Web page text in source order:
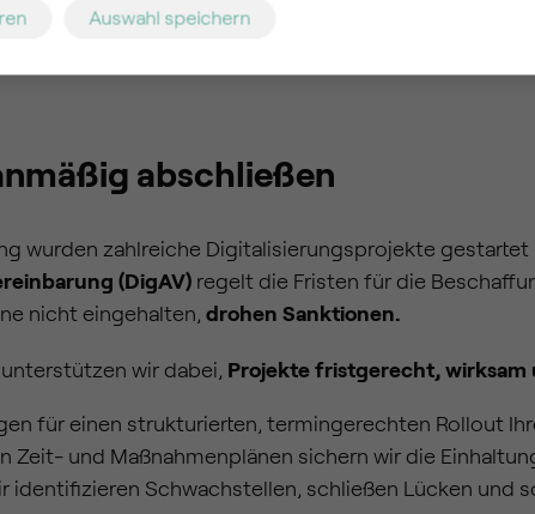
abschließen
wurden zahlreiche Digitalisierungsprojekte gestartet
(DigAV) regelt die Fristen für die
nicht eingehalten, drohen Sanktionen.
unterstützen wir dabei, Projekte fristgerecht, wirksam
für einen strukturierten, termingerechten Rollout
Zeit- und Maßnahmenplänen sichern wir die
identifizieren Schwachstellen, schließen Lücken und
Auswahl speichern